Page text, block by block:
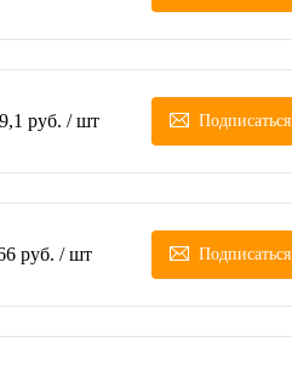
руб. / шт Подписаться
руб. / шт Подписаться